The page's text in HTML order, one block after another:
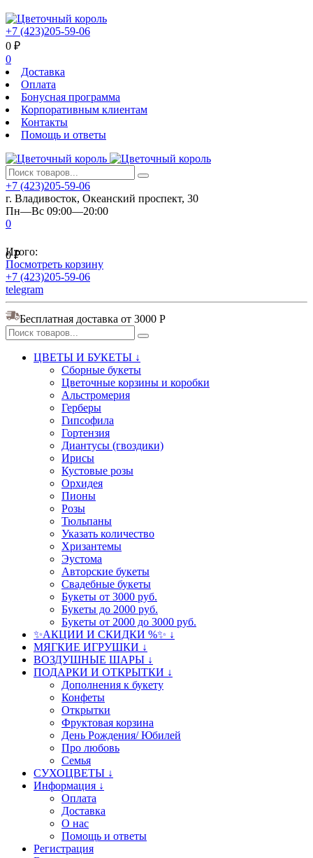
+7 (423)205-59-06
0 ₽
0
Доставка
Оплата
Бонусная программа
Корпоративным клиентам
Контакты
Помощь и ответы
+7 (423)205-59-06
г. Владивосток, Океанский проспект, 30
Пн—Вс 09:00—20:00
0
0₽
Итого:
Посмотреть корзину
+7 (423)205-59-06
telegram
Бесплатная доставка от 3000 Р
ЦВЕТЫ И БУКЕТЫ ↓
Сборные букеты
Цветочные корзины и коробки
Альстромерия
Герберы
Гипсофила
Гортензия​
Диантусы (гвоздики)
Ирисы
Кустовые розы
Орхидея
Пионы
Розы
Тюльпаны
Указать количество
Хризантемы
Эустома
Авторские букеты
Свадебные букеты
Букеты от 3000 руб.
Букеты до 2000 руб.
Букеты от 2000 до 3000 руб.
✨АКЦИИ И СКИДКИ %✨ ↓
МЯГКИЕ ИГРУШКИ ↓
ВОЗДУШНЫЕ ШАРЫ ↓
ПОДАРКИ И ОТКРЫТКИ ↓
Дополнения к букету
Конфеты
Открытки
Фруктовая корзина
День Рождения/ Юбилей
Про любовь
Семья
СУХОЦВЕТЫ ↓
Информация ↓
Оплата
Доставка
О нас
Помощь и ответы
Регистрация